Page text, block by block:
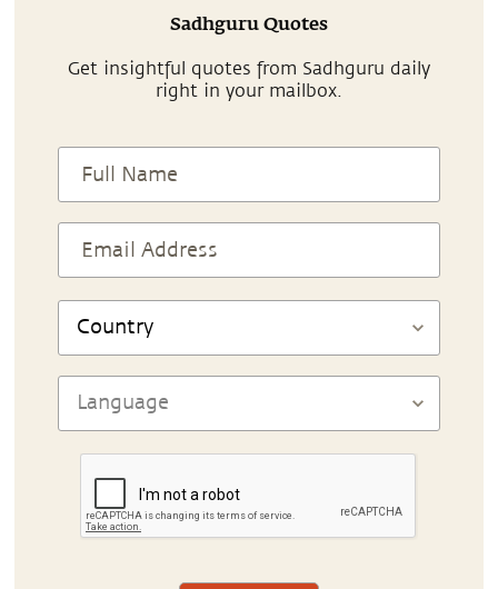
Sadhguru Quotes
Get insightful quotes from Sadhguru daily
right in your mailbox.